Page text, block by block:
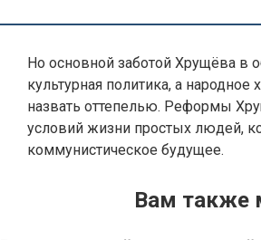
Но основной заботой Хрущёва в
культурная политика, а
назвать оттепелью. Реформы
условий жизни простых людей,
коммунистическое будущее.
Вам также